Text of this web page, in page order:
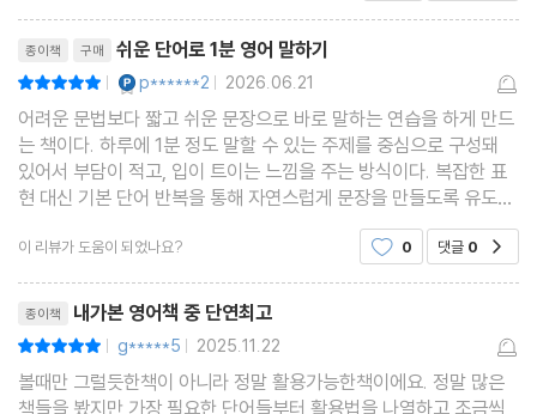
Unit17 make / let / have / help to 를 이용해 동사 말하기
Unit18 enjoy / keep / finish / mind -ing 를 이용해 동사 말하기
Unit19 start / begin / continue -ing 를 이용해 동사 말하기
Unit20 remember / regret / forget / try -ing 를 이용해 동사
말하기
Unit21 see -ing / hear -ing -ing 를 이용해 동사 말하기
Unit22 -ing -ing 를 이용해 동사 말하기
Unit24 a / an / -s / X 디테일도 지켜 말하기
Unit25 the / this / that / my / X 디테일도 지켜 말하기
Unit26 some / any 디테일도 지켜 말하기
저자도 영어 스피킹
종이책 구매 쉬운 단어로 1분 영어 말하기
| p******2 | 2026.06.21
어려운 문법보다 짧고 쉬운 문장으로 바로 말하는 연습을 하게 만드
는 책이다. 하루에 1분 정도 말할 수 있는 주제를 중심으로 구성돼
있어서 부담이 적고, 입이 트이는 느낌을 주는 방식이다. 복잡한 표
현 대신 기본 단어 반복을 통해 자연스럽게 문장을 만들도록 유도한
다. 영어 말하기를 처음 시작하거나 자신감이 부족한 사람에게 가볍
게 도움이 되는 교재다.
이 리뷰가 도움이 되었나요? 0 댓글 0
종이책 내가본 영어책 중 단연최고
| g*****5 | 2025.11.22
볼때만 그럴듯한책이 아니라 정말 활용가능한책이에요. 정말 많은
책들을 봤지만 가장 필요한 단어들부터 활용법을 나열하고 조금씩